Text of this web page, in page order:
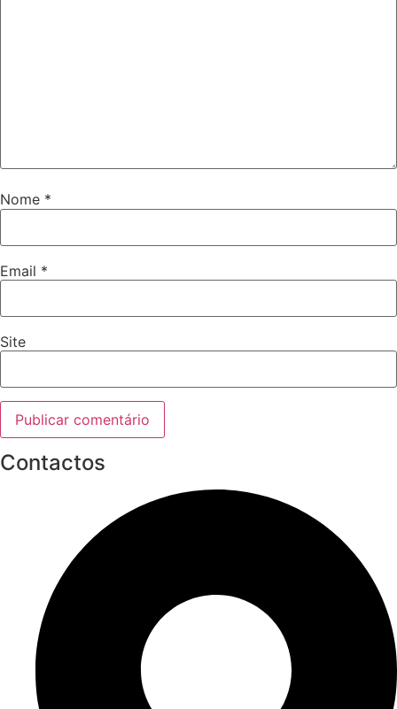
Nome *
Email *
Site
Contactos